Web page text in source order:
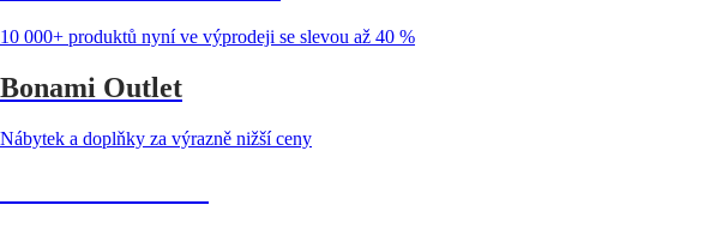
10 000+ produktů nyní ve výprodeji se slevou až 40 %
Bonami Outlet
Nábytek a doplňky za výrazně nižší ceny